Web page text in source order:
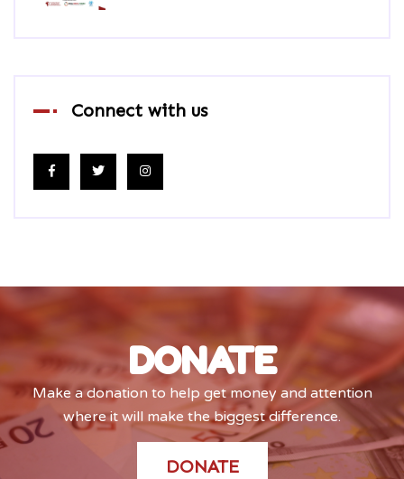
Connect with us
DONATE
Make a donation to help get money and attention
where it will make the biggest difference.
DONATE